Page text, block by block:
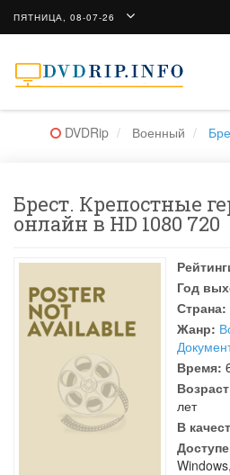
ПЯТНИЦА, 08-07-26
DVDRip Военный
Брест. Крепостные
онлайн в HD 1080 720
Год
Страна:
Жанр:
Время:
лет
В